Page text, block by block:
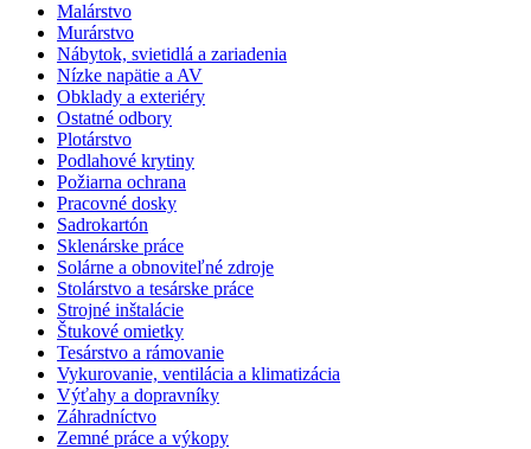
Malárstvo
Murárstvo
Nábytok, svietidlá a zariadenia
Nízke napätie a AV
Obklady a exteriéry
Ostatné odbory
Plotárstvo
Podlahové krytiny
Požiarna ochrana
Pracovné dosky
Sadrokartón
Sklenárske práce
Solárne a obnoviteľné zdroje
Stolárstvo a tesárske práce
Strojné inštalácie
Štukové omietky
Tesárstvo a rámovanie
Vykurovanie, ventilácia a klimatizácia
Výťahy a dopravníky
Záhradníctvo
Zemné práce a výkopy